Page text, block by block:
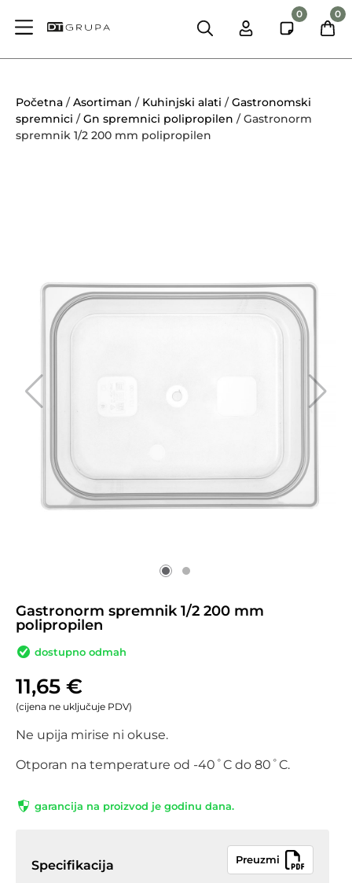
0 0
Početna /Asortiman / Kuhinjski alati /Gastronomski
spremnici /Gn spremnici polipropilen / Gastronorm
spremnik 1/2 200 mm polipropilen
Gastronorm spremnik 1/2 200 mm
polipropilen
dostupno odmah
11,65 €
(cijena ne uključuje PDV)
Ne upija mirise ni okuse.
Otporan na temperature od -40˚C do 80˚C.
garancija na proizvod je godinu dana.
Specifikacija Preuzmi